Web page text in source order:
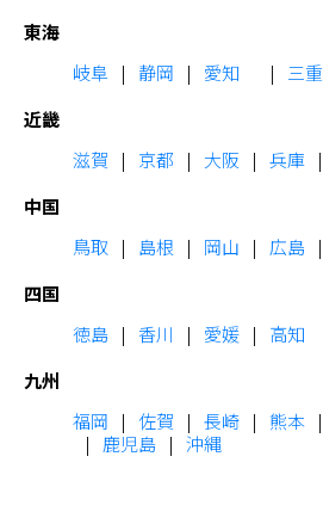
東海
岐阜
静岡 愛知
三重
近畿
滋賀
京都 大阪 兵庫
中国
鳥取
島根 岡山 広島
四国
徳島
香川 愛媛
高知
九州
福岡
佐賀 長崎 熊本
鹿児島
沖縄